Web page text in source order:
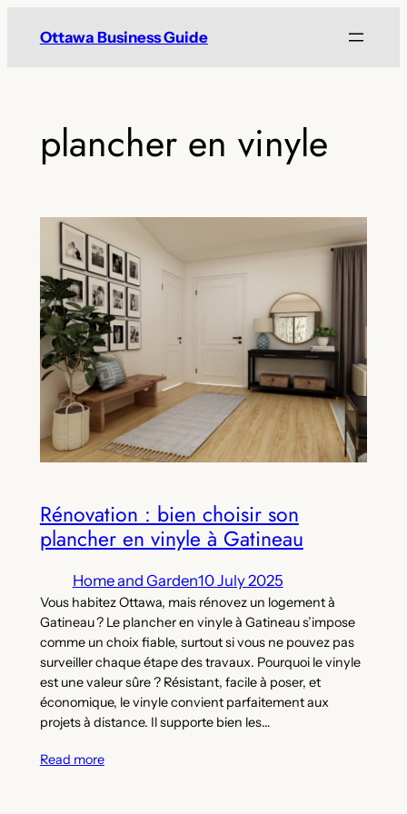
Ottawa Business Guide
plancher en vinyle
Rénovation : bien choisir son
plancher en vinyle à Gatineau
Home and Garden10 July 2025
Vous habitez Ottawa, mais rénovez un logement à
Gatineau ? Le plancher en vinyle à Gatineau s’impose
comme un choix fiable, surtout si vous ne pouvez pas
surveiller chaque étape des travaux. Pourquoi le vinyle
est une valeur sûre ? Résistant, facile à poser, et
économique, le vinyle convient parfaitement aux
projets à distance. Il supporte bien les…
Read more